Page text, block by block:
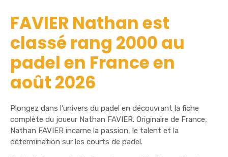
FAVIER Nathan est
classé rang 2000 au
padel en France en
août 2026
Plongez dans l’univers du padel en découvrant la fiche
complète du joueur Nathan FAVIER. Originaire de France,
Nathan FAVIER incarne la passion, le talent et la
détermination sur les courts de padel.